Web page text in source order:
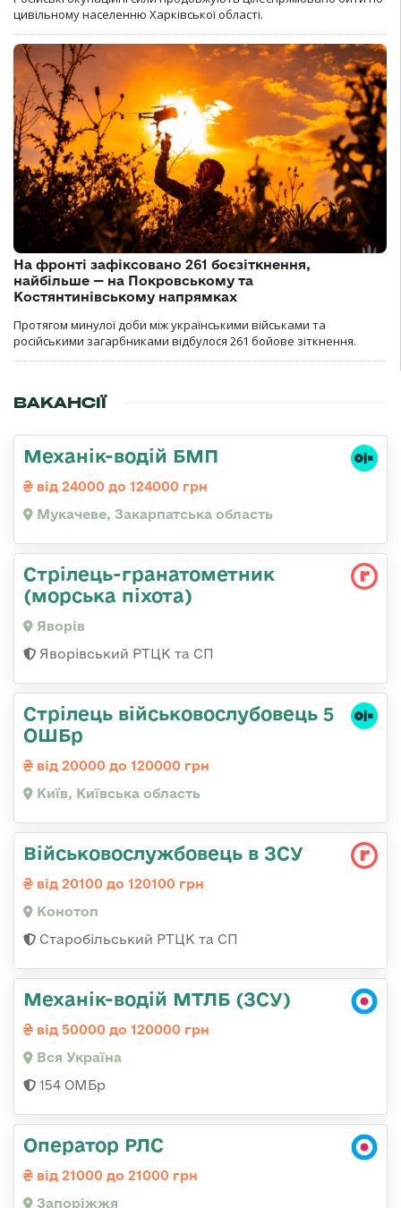
цивільному населенню Харківської області.
На фронті зафіксовано 261 боєзіткнення,
найбільше — на Покровському та
Костянтинівському напрямках
Протягом минулої доби між українськими військами та
російськими загарбниками відбулося 261 бойове зіткнення.
ВАКАНСІЇ
Механік-водій БМП
від 24000 до 124000 грн
Мукачеве, Закарпатська область
Стрілець-гранатометник
(морська піхота)
Яворів
Яворівський РТЦК та СП
Стрілець військовослубовець 5
ОШБр
від 20000 до 120000 грн
Київ, Київська область
Військовослужбовець в ЗСУ
від 20100 до 120100 грн
Конотоп
Старобільський РТЦК та СП
Механік-водій МТЛБ (ЗСУ)
від 50000 до 120000 грн
Вся Україна
154 ОМБр
Оператор РЛС
від 21000 до 21000 грн
Запоріжжя